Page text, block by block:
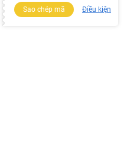
Sao chép mã Điều kiện